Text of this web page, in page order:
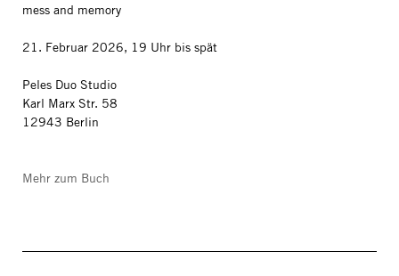
mess and memory
21. Februar 2026, 19 Uhr bis spät
Peles Duo Studio
Karl Marx Str. 58
12943 Berlin
Mehr zum Buch